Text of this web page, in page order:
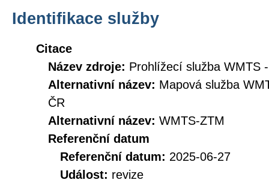
Identifikace služby
Citace
Název zdroje: Prohlížecí služba WMTS
Alternativní název: Mapová služba
ČR
Alternativní název: WMTS-ZTM
Referenční datum
Referenční datum: 2025-06-27
Událost: revize